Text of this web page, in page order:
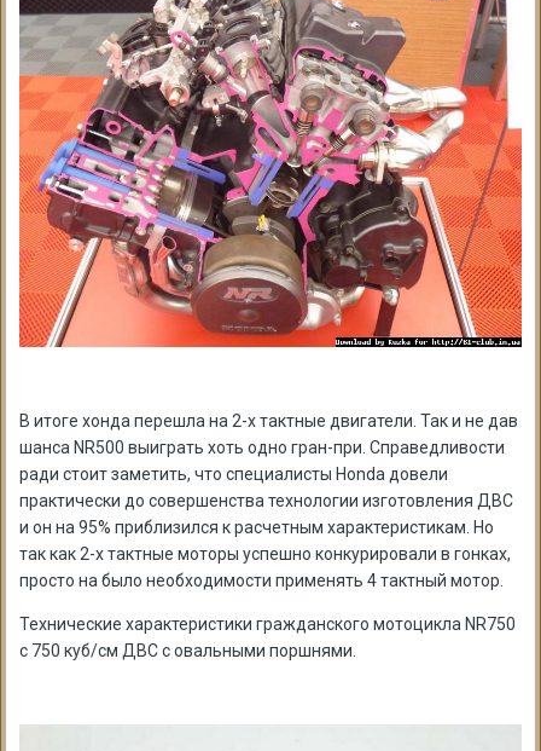
В итоге хонда перешла на 2-х тактные двигатели. Так и не дав
шанса NR500 выиграть хоть одно гран-при. Справедливости
ради стоит заметить, что специалисты Honda довели
практически до совершенства технологии изготовления ДВС
и он на 95% приблизился к расчетным характеристикам. Но
так как 2-х тактные моторы успешно конкурировали в гонках,
просто на было необходимости применять 4 тактный мотор.
Технические характеристики гражданского мотоцикла NR750
с 750 куб/см ДВС с овальными поршнями.